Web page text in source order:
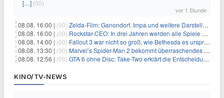
[…] (00)
vor 1 Stunde
08.08. 16:00 | (00) Zelda-Film: Ganondorf, Impa und weitere Darsteller sollen feststehen
08.08. 16:00 | (00) Rockstar-CEO: In drei Jahren werden alle Spiele gestreamt
08.08. 14:00 | (00) Fallout 3 war nicht so groß, wie Bethesda es ursprünglich wollte
08.08. 13:30 | (00) Marvel’s Spider-Man 2 bekommt überraschendes PS5-Update mit gewünschter Komfortfunktion
08.08. 12:56 | (00) GTA 6 ohne Disc: Take-Two erklärt die Entscheidung für Download-Codes
KINO/TV-NEWS